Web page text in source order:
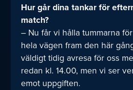
Hur går dina tankar för
match?
– Nu får vi hålla tummarna
hela vägen fram den här
väldigt tidig avresa för oss
redan kl. 14.00, men vi ser
emot uppgiften.